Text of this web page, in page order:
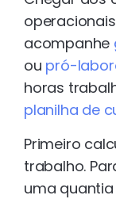
acompanhe
ou pró-
horas
planilha de
Primeiro
trabalho.
uma